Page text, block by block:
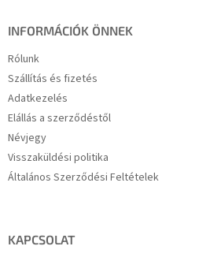
INFORMÁCIÓK ÖNNEK
Rólunk
Szállítás és fizetés
Adatkezelés
Elállás a szerződéstől
Névjegy
Visszaküldési politika
Általános Szerződési Feltételek
KAPCSOLAT